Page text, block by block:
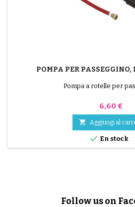
POMPA PER PASSEGGINO,
Pompa a rotelle per
Prezzo
6,60 €
 Aggiungi al
 En stock
Follow us on